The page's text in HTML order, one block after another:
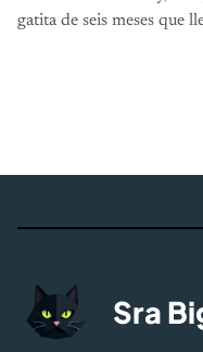
gatita de seis meses que
Sra